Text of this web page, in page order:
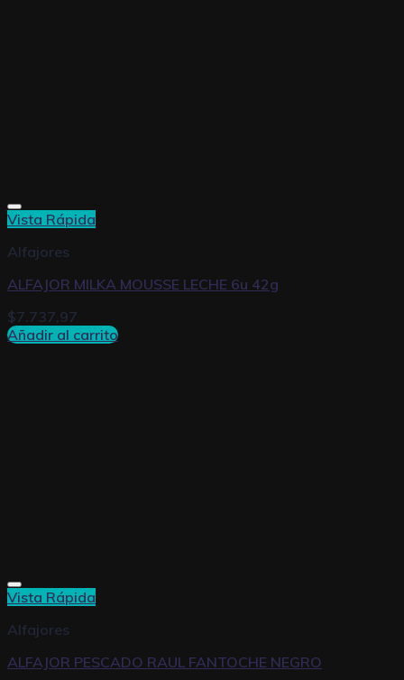
Vista Rápida
Alfajores
ALFAJOR MILKA MOUSSE LECHE 6u 42g
$7.737,97
Añadir al carrito
Vista Rápida
Alfajores
ALFAJOR PESCADO RAUL FANTOCHE NEGRO